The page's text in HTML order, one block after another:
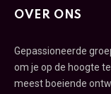
OVER ONS
Gepassioneerde
om je op de hoogte
meest boeiende